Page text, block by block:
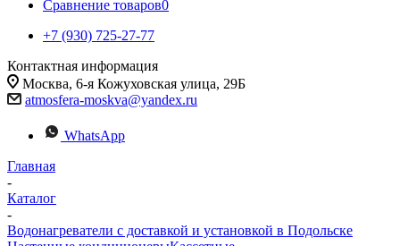
Сравнение товаров0
+7 (930) 725-27-77
Контактная информация
Москва, 6-я Кожуховская улица, 29Б
atmosfera-moskva@yandex.ru
WhatsApp
Главная
-
Каталог
-
Водонагреватели с доставкой и установкой в Подольске